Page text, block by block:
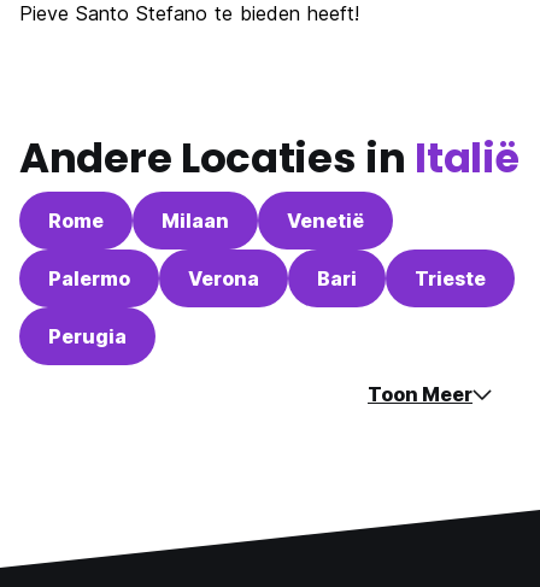
Pieve Santo Stefano te bieden heeft!
Andere Locaties in Italië
Rome Milaan Venetië
Palermo Verona Bari Trieste
Perugia
Toon Meer